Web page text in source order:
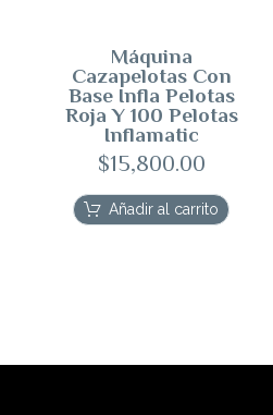
Máquina
Cazapelotas Con
Base Infla Pelotas
Roja Y 100 Pelotas
Inflamatic
$15,800.00
Añadir al carrito